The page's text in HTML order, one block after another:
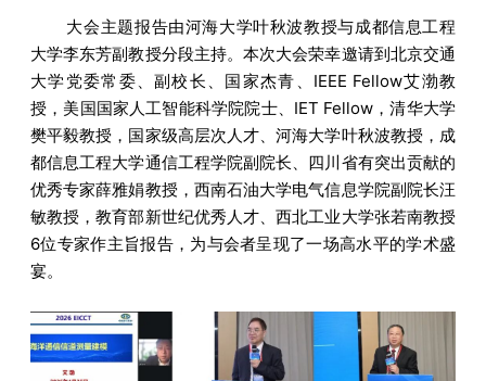
大会主题报告由河海大学叶秋波教授与成都信息工程
大学李东芳副教授分段主持。本次大会荣幸邀请到北京交通
大学党委常委、副校长、国家杰青、 IEEE Fellow艾渤教
授，美国国家人工智能科学院院士、IET Fellow，清华大学
樊平毅教授，国家级高层次人才、河海大学叶秋波教授，成
都信息工程大学通信工程学院副院长、四川省有突出贡献的
优秀专家薛雅娟教授，西南石油大学电气信息学院副院长汪
敏教授，教育部新世纪优秀人才、西北工业大学张若南教授
6位专家作主旨报告，为与会者呈现了一场高水平的学术盛
宴。